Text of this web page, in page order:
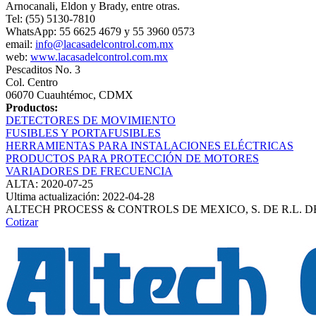
Arnocanali, Eldon y Brady, entre otras.
Tel: (55) 5130-7810
WhatsApp: 55 6625 4679 y 55 3960 0573
email: info@lacasadelcontrol.com.mx
web: www.lacasadelcontrol.com.mx
Pescaditos No. 3
Col. Centro
06070 Cuauhtémoc, CDMX
Productos:
DETECTORES DE MOVIMIENTO
FUSIBLES Y PORTAFUSIBLES
HERRAMIENTAS PARA INSTALACIONES ELÉCTRICAS
PRODUCTOS PARA PROTECCIÓN DE MOTORES
VARIADORES DE FRECUENCIA
ALTA: 2020-07-25
Ultima actualización: 2022-04-28
ALTECH PROCESS & CONTROLS DE MEXICO, S. DE R.L.
Cotizar